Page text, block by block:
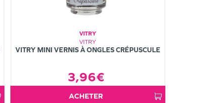
VITRY
VITRY
VITRY MINI VERNIS À ONGLES CRÉPUSCULE
3,96€
ACHETER